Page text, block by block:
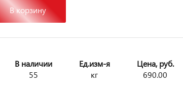
В корзину
В наличии
55
Ед.изм-я
кг
Цена, руб.
690.00